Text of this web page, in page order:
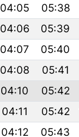
04:05 05:38
04:06 05:39
04:07 05:40
04:08 05:41
04:10 05:42
04:11 05:42
04:12 05:43